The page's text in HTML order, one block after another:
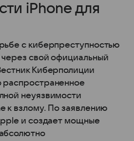
iPhone для
с киберпреступностью
свой официальный
Киберполиции
распространенное
неуязвимости
к взлому. По заявлению
и создает мощные